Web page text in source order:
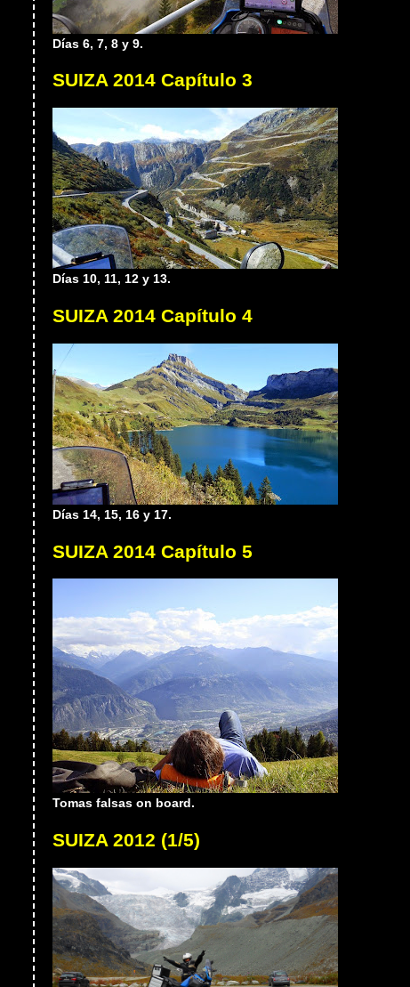
Días 6, 7, 8 y 9.
SUIZA 2014 Capítulo 3
Días 10, 11, 12 y 13.
SUIZA 2014 Capítulo 4
Días 14, 15, 16 y 17.
SUIZA 2014 Capítulo 5
Tomas falsas on board.
SUIZA 2012 (1/5)